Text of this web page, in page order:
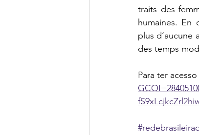
traits des
humaines. En
plus d’aucune
des temps
Para ter